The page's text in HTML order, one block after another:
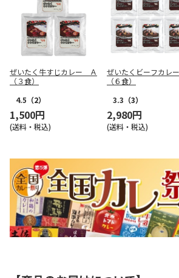
ぜいたく牛すじカレー Ａ
（３食）
4.5 （2）
1,500円
(送料・税込)
ぜいたくビーフカレ
（６食）
3.3 （3）
2,980円
(送料・税込)